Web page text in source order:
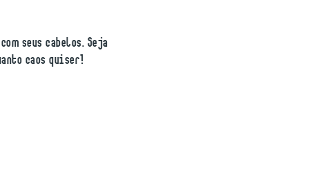
seus cabelos. Seja
caos quiser!